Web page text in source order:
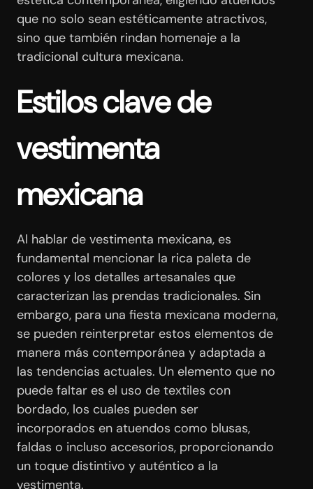
que no solo sean estéticamente atractivos,
sino que también rindan homenaje a la
tradicional cultura mexicana.
Estilos clave de
vestimenta
mexicana
Al hablar de vestimenta mexicana, es
fundamental mencionar la rica paleta de
colores y los detalles artesanales que
caracterizan las prendas tradicionales. Sin
embargo, para una fiesta mexicana moderna,
se pueden reinterpretar estos elementos de
manera más contemporánea y adaptada a
las tendencias actuales. Un elemento que no
puede faltar es el uso de textiles con
bordado, los cuales pueden ser
incorporados en atuendos como blusas,
faldas o incluso accesorios, proporcionando
un toque distintivo y auténtico a la
vestimenta.